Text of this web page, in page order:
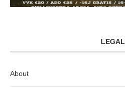
LEGAL
About